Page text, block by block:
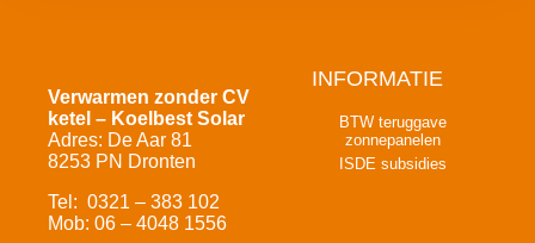
Verwarmen zonder CV
ketel – Koelbest Solar
Adres: De Aar 81
8253 PN Dronten
Tel: 0321 – 383 102
Mob: 06 – 4048 1556
INFORMATIE
BTW teruggave
zonnepanelen
ISDE subsidies